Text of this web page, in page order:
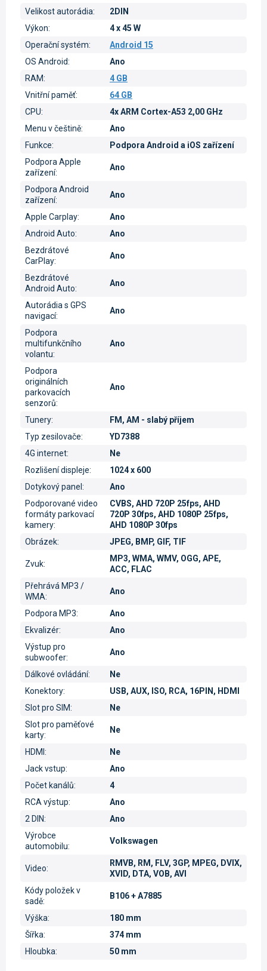
Velikost autorádia:
2DIN
Výkon:
4 x 45 W
Operační systém:
Android 15
OS Android:
Ano
RAM:
4 GB
Vnitřní paměť:
64 GB
CPU:
4x ARM Cortex-A53 2,00 GHz
Menu v češtině:
Ano
Funkce:
Podpora Android a iOS zařízení
Podpora Apple
zařízení:
Ano
Podpora Android
zařízení:
Ano
Apple Carplay:
Ano
Android Auto:
Ano
Bezdrátové
CarPlay:
Ano
Bezdrátové
Android Auto:
Ano
Autorádia s GPS
navigací:
Ano
Podpora
multifunkčního
volantu:
Ano
Podpora
originálních
parkovacích
senzorů:
Ano
Tunery:
FM, AM - slabý příjem
Typ zesilovače:
YD7388
4G internet:
Ne
Rozlišení displeje:
1024 x 600
Dotykový panel:
Ano
Podporované video
formáty parkovací
kamery:
CVBS, AHD 720P 25fps, AHD
720P 30fps, AHD 1080P 25fps,
AHD 1080P 30fps
Obrázek: JPEG, BMP, GIF, TIF
Zvuk:
MP3, WMA, WMV, OGG, APE,
ACC, FLAC
Přehrává MP3 /
WMA:
Ano
Podpora MP3:
Ano
Ekvalizér:
Ano
Výstup pro
subwoofer:
Ano
Dálkové ovládání:
Ne
Konektory:
USB, AUX, ISO, RCA, 16PIN, HDMI
Slot pro SIM:
Ne
Slot pro paměťové
karty:
Ne
HDMI:
Ne
Jack vstup:
Ano
Počet kanálů:
4
RCA výstup:
Ano
2 DIN:
Ano
Výrobce
automobilu:
Volkswagen
Video:
RMVB, RM, FLV, 3GP, MPEG, DVIX,
XVID, DTA, VOB, AVI
Kódy položek v
sadě:
B106 + A7885
Výška:
180 mm
Šířka:
374 mm
Hloubka: 50 mm